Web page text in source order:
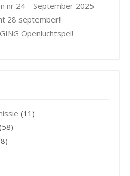
nr 24 – September 2025
28 september!!
Openluchtspel!
(11)